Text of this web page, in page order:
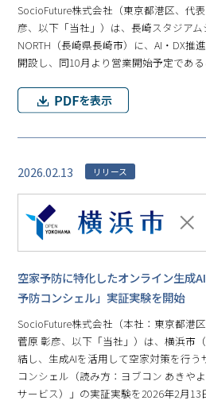
SocioFuture株式会社（東京都港区、代
彦、以下「当社」）は、長崎スタジアム
NORTH（長崎県長崎市）に、AI・DX推
開設し、同10月より営業開始予定である
2026.02.13 リリース
空家予防に特化したオンライン生成
予防コンシェル」実証実験を開始
SocioFuture株式会社（本社：東京都港
菅原 彰彦、以下「当社」）は、横浜市
結し、生成AIを活用して空家対策を行
コンシェル（読み方：ヨブコン あきや
サービス）」の実証実験を2026年2月13